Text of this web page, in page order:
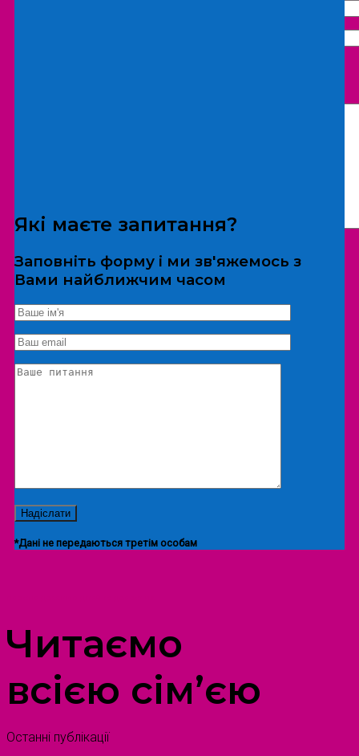
*Дані не передаються третім особам
Екскурсія/локація
Які маєте запитання?
Заповніть форму і ми зв'яжемось з
Вами найближчим часом
*Дані не передаються третім особам
Читаємо
всією сім’єю
Останні публікації